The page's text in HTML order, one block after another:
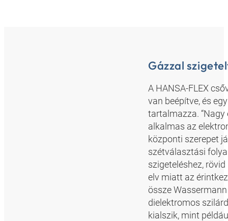
Gázzal
A HANSA-FLEX
van beépítve, és
tartalmazza.
alkalmas az
központi szerepet
szétválasztási
szigeteléshez,
elv miatt az
össze
dielektromos
kialszik, mint